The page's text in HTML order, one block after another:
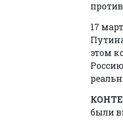
17
этом
были